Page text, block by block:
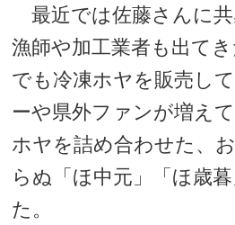
最近では佐藤さんに共
漁師や加工業者も出て
でも冷凍ホヤを販売し
ーや県外ファンが増え
ホヤを詰め合わせた、
らぬ「ほ中元」「ほ歳
た。